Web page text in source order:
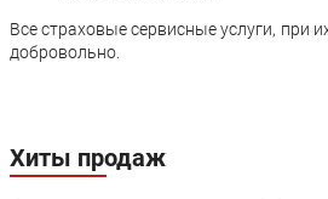
Все страховые сервисные услуги, при
добровольно.
Хиты продаж